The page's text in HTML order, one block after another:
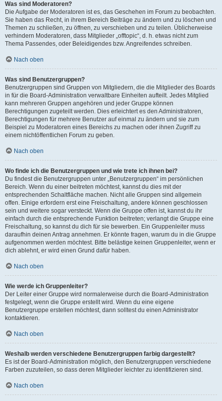
Was sind Moderatoren?
Die Aufgabe der Moderatoren ist es, das Geschehen im Forum zu beobachten.
Sie haben das Recht, in ihrem Bereich Beiträge zu ändern und zu löschen und
Themen zu schließen, zu öffnen, zu verschieben und zu teilen. Üblicherweise
verhindern Moderatoren, dass Mitglieder „offtopic“, d. h. etwas nicht zum
Thema Passendes, oder Beleidigendes bzw. Angreifendes schreiben.
Nach oben
Was sind Benutzergruppen?
Benutzergruppen sind Gruppen von Mitgliedern, die die Mitglieder des Boards
in für die Board-Administration verwaltbare Einheiten aufteilt. Jedes Mitglied
kann mehreren Gruppen angehören und jeder Gruppe können
Berechtigungen zugeteilt werden. Dies erleichtert es den Administratoren,
Berechtigungen für mehrere Benutzer auf einmal zu ändern und sie zum
Beispiel zu Moderatoren eines Bereichs zu machen oder ihnen Zugriff zu
einem nichtöffentlichen Forum zu geben.
Nach oben
Wo finde ich die Benutzergruppen und wie trete ich ihnen bei?
Du findest die Benutzergruppen unter „Benutzergruppen“ im persönlichen
Bereich. Wenn du einer beitreten möchtest, kannst du dies mit der
entsprechenden Schaltfläche machen. Nicht alle Gruppen sind allgemein
offen. Einige erfordern erst eine Freischaltung, andere können geschlossen
sein und weitere sogar versteckt. Wenn die Gruppe offen ist, kannst du ihr
einfach durch die entsprechende Funktion beitreten; verlangt die Gruppe eine
Freischaltung, so kannst du dich für sie bewerben. Ein Gruppenleiter muss
daraufhin deinen Antrag annehmen. Er könnte fragen, warum du in die Gruppe
aufgenommen werden möchtest. Bitte belästige keinen Gruppenleiter, wenn er
dich ablehnt, er wird einen Grund dafür haben.
Nach oben
Wie werde ich Gruppenleiter?
Der Leiter einer Gruppe wird normalerweise durch die Board-Administration
festgelegt, wenn die Gruppe erstellt wird. Wenn du eine eigene
Benutzergruppe erstellen möchtest, dann solltest du einen Administrator
kontaktieren.
Nach oben
Weshalb werden verschiedene Benutzergruppen farbig dargestellt?
Es ist der Board-Administration möglich, den Benutzergruppen verschiedene
Farben zuzuteilen, so dass deren Mitglieder leichter zu identifizieren sind.
Nach oben